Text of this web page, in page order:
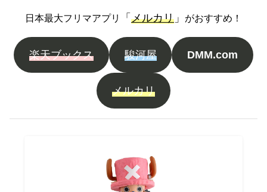
日本最大フリマアプリ 「 メルカリ 」 がおすすめ！
楽天ブックス 駿河屋 DMM.com
メルカリ